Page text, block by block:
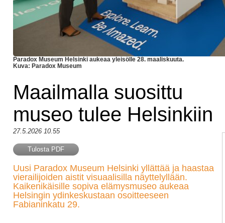
Paradox Museum Helsinki aukeaa yleisölle 28. maaliskuuta.
Kuva: Paradox Museum
Maailmalla suosittu
museo tulee Helsinkiin
27.5.2026 10.55
Tulosta PDF
Uusi Paradox Museum Helsinki yllättää ja haastaa
vierailijoiden aistit visuaalisilla näyttelyllään.
Kaikenikäisille sopiva elämysmuseo aukeaa
Helsingin ydinkeskustaan osoitteeseen
Fabianinkatu 29.